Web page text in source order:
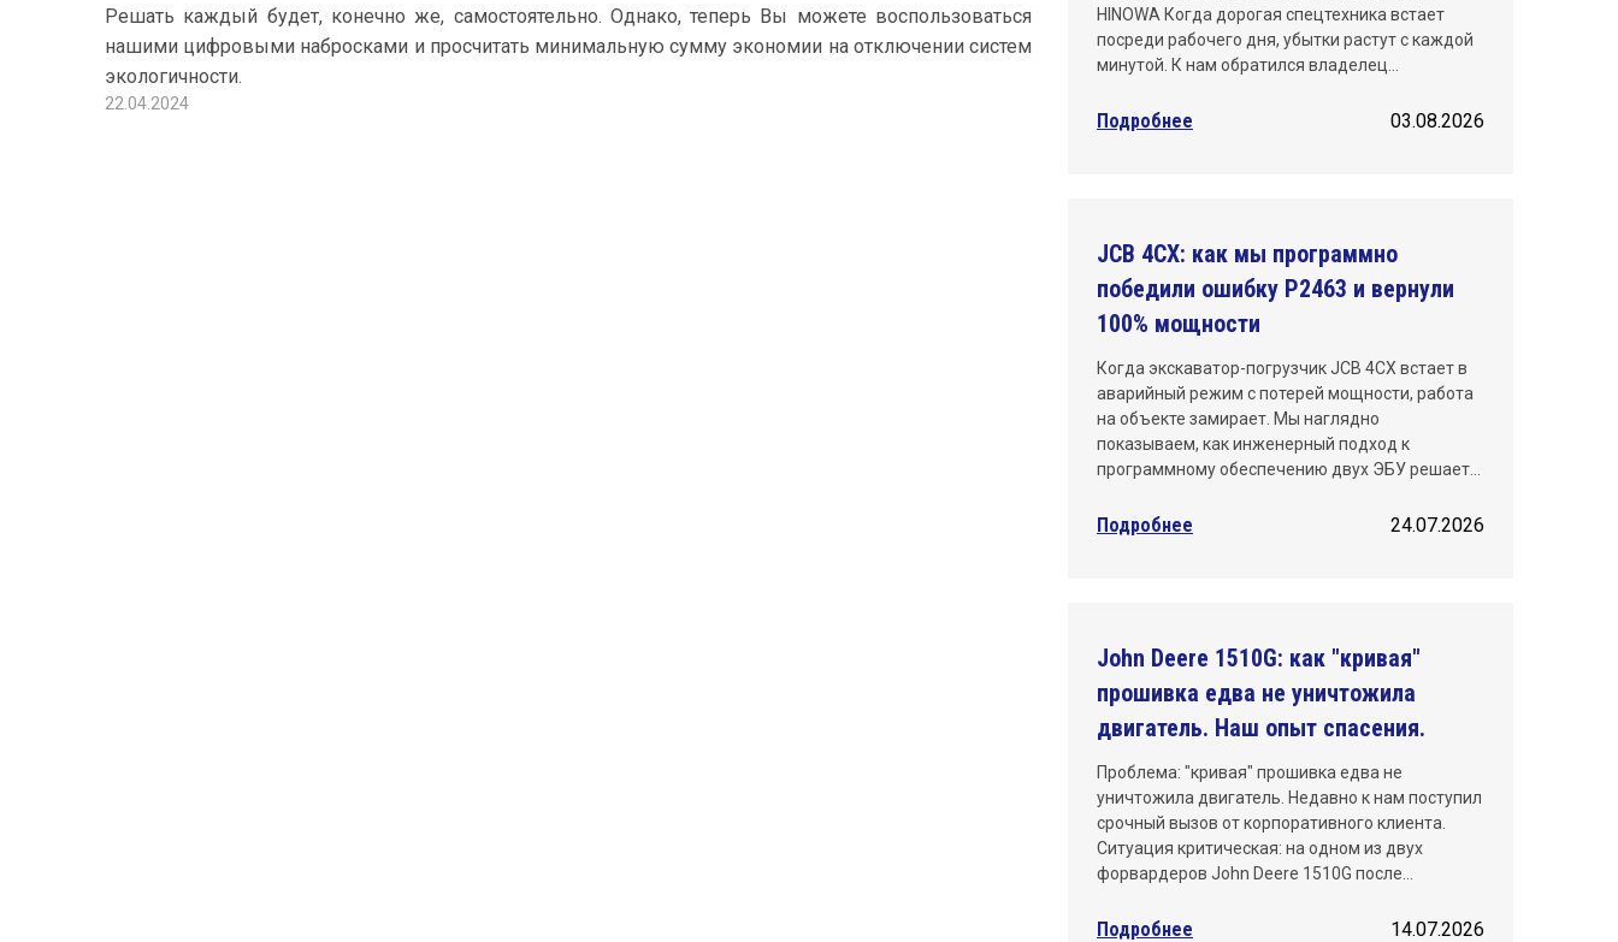
Пермь
Ростов-на-Дону
Тюмень
Уфа
Хабаровск
Челябинск
Ярославль
Решать каждый будет, конечно же, самостоятельно. Однако, теперь Вы можете воспользоваться
нашими цифровыми набросками и просчитать минимальную сумму экономии на отключении систем
экологичности.
22.04.2024
HINOWA Когда дорогая спецтехника встает
посреди рабочего дня, убытки растут с каждой
минутой. К нам обратился владелец…
Подробнее 03.08.2026
JCB 4CX: как мы программно
победили ошибку P2463 и вернули
100% мощности
Когда экскаватор-погрузчик JCB 4CX встает в
аварийный режим с потерей мощности, работа
на объекте замирает. Мы наглядно
показываем, как инженерный подход к
программному обеспечению двух ЭБУ решает…
Подробнее 24.07.2026
John Deere 1510G: как "кривая"
прошивка едва не уничтожила
двигатель. Наш опыт спасения.
Проблема: "кривая" прошивка едва не
уничтожила двигатель. Недавно к нам поступил
срочный вызов от корпоративного клиента.
Ситуация критическая: на одном из двух
форвардеров John Deere 1510G после…
Подробнее 14.07.2026